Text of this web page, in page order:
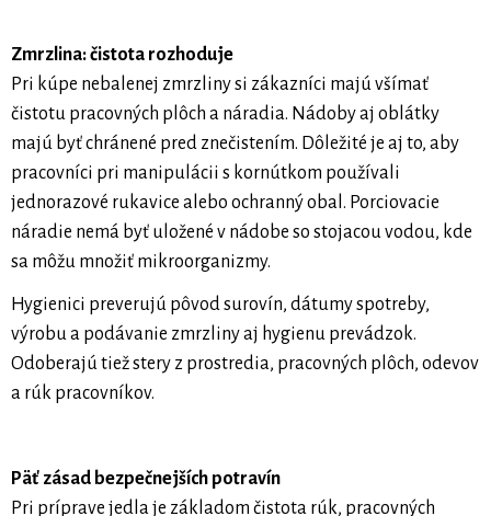
Zmrzlina: čistota rozhoduje
Pri kúpe nebalenej zmrzliny si zákazníci majú všímať
čistotu pracovných plôch a náradia. Nádoby aj oblátky
majú byť chránené pred znečistením. Dôležité je aj to, aby
pracovníci pri manipulácii s kornútkom používali
jednorazové rukavice alebo ochranný obal. Porciovacie
náradie nemá byť uložené v nádobe so stojacou vodou, kde
sa môžu množiť mikroorganizmy.
Hygienici preverujú pôvod surovín, dátumy spotreby,
výrobu a podávanie zmrzliny aj hygienu prevádzok.
Odoberajú tiež stery z prostredia, pracovných plôch, odevov
a rúk pracovníkov.
Päť zásad bezpečnejších potravín
Pri príprave jedla je základom čistota rúk, pracovných